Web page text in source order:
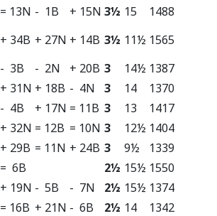
= 13N - 1B + 15N 3½ 15
1488
+ 34B + 27N + 14B 3½ 11½ 1565
- 3B - 2N + 20B 3 14½ 1387
+ 31N + 18B - 4N 3 14
1370
- 4B + 17N = 11B 3 13
1417
+ 32N = 12B = 10N 3 12½ 1404
+ 29B = 11N + 24B 3 9½
1339
= 6B 2½ 15½ 1550
+ 19N - 5B - 7N 2½ 15½ 1374
= 16B + 21N - 6B 2½ 14
1342